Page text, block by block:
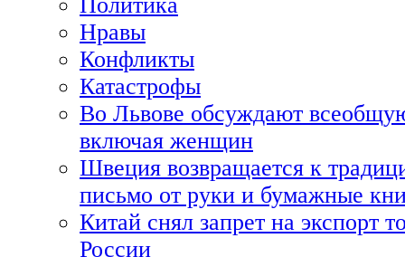
Нравы
Конфликты
Катастрофы
Во Львове обсуждают
включая женщин
Швеция возвращается к
письмо от руки и бумажные
Китай снял запрет на экспорт
России